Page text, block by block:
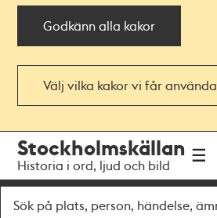
Godkänn alla kakor
Välj vilka kakor vi får använda
navigationen
huvudinnehållet
Stockholmskällan
Historia i ord, ljud och bild